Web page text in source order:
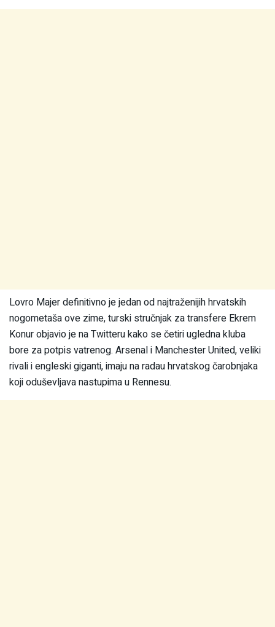
Lovro Majer definitivno je jedan od najtraženijih hrvatskih
nogometaša ove zime, turski stručnjak za transfere Ekrem
Konur objavio je na Twitteru kako se četiri ugledna kluba
bore za potpis vatrenog. Arsenal i Manchester United, veliki
rivali i engleski giganti, imaju na radau hrvatskog čarobnjaka
koji oduševljava nastupima u Rennesu.